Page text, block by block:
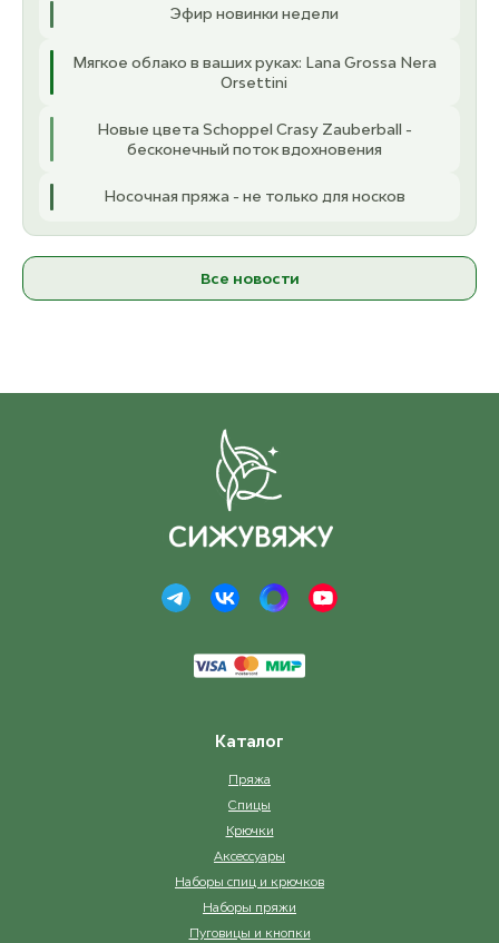
Эфир новинки недели
Мягкое облако в ваших руках: Lana Grossa Nera
Orsettini
Новые цвета Schoppel Crasy Zauberball -
бесконечный поток вдохновения
Носочная пряжа - не только для носков
Все новости
Каталог
Пряжа
Спицы
Крючки
Аксессуары
Наборы спиц и крючков
Наборы пряжи
Пуговицы и кнопки